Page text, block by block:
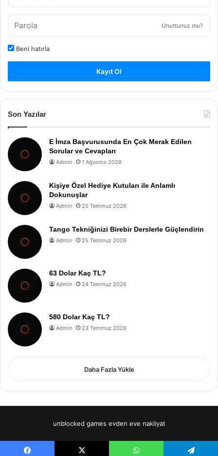
Unuttunuz mu?
Beni hatırla
Kayıt Ol
Son Yazılar
E İmza Başvurusunda En Çok Merak Edilen
Sorular ve Cevapları
Admin 1 Ağustos 2026
Kişiye Özel Hediye Kutuları ile Anlamlı
Dokunuşlar
Admin 25 Temmuz 2026
Tango Tekniğinizi Birebir Derslerle Güçlendirin
Admin 25 Temmuz 2026
63 Dolar Kaç TL?
Admin 24 Temmuz 2026
580 Dolar Kaç TL?
Admin 23 Temmuz 2026
Daha Fazla Yükle
unblocked games evden eve nakliyat